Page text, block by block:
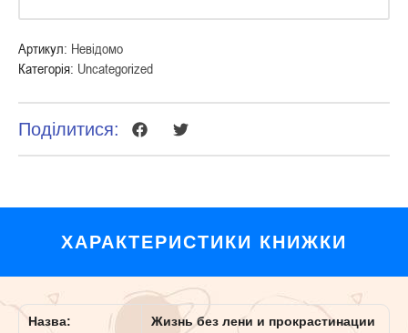
Артикул: Невідомо
Категорія: Uncategorized
Поділитися:
ХАРАКТЕРИСТИКИ КНИЖКИ
Назва: Жизнь без лени и прокрастинации